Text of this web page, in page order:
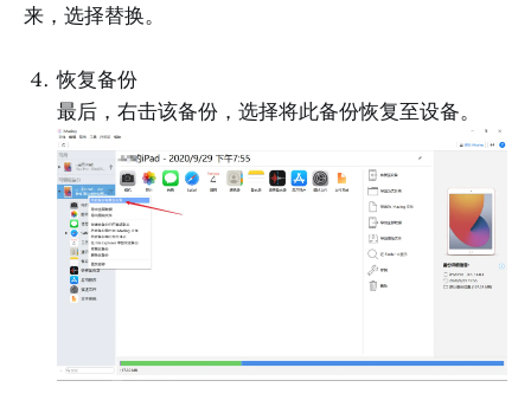
来，选择替换。
恢复备份
最后，右击该备份，选择将此备份恢复至设备。